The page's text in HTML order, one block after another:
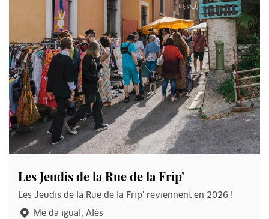
Les Jeudis de la Rue de la Frip’
Les Jeudis de la Rue de la Frip’ reviennent en 2026 !
Me da igual, Alès